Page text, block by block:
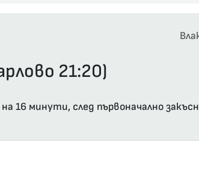
21:20)
16 минути, след първоначално